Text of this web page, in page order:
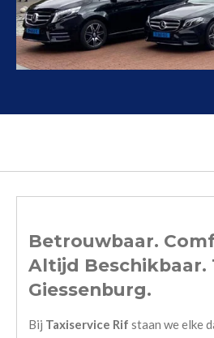
Betrouwbaar.
Altijd Beschikbaar.
Giessenburg.
Bij Taxiservice Rif staan we elke